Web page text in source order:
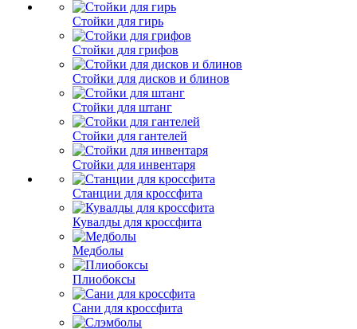
Стойки для гирь
Стойки для грифов
Стойки для дисков и блинов
Стойки для штанг
Стойки для гантелей
Стойки для инвентаря
Станции для кроссфита
Кувалды для кроссфита
Медболы
Плиобоксы
Сани для кроссфита